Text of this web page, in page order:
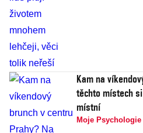
Kam na
těchto místech
místní
Moje Psychologie